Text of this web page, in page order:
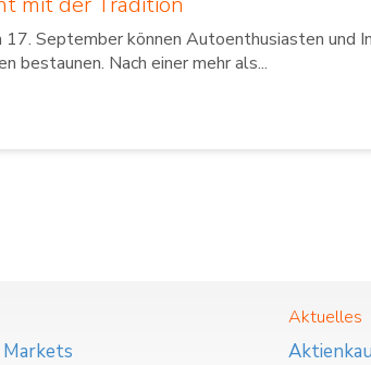
September können Autoenthusiasten und
bestaunen. Nach einer mehr als...
Aktuelles